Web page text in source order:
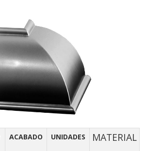
ACABADO UNIDADES MATERIAL